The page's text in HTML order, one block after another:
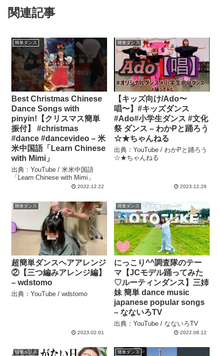
関連記事
簡単ダンス
Best Christmas Chinese
Dance Songs with
pinyin!【クリスマス簡単
振付】 #christmas
#dance #dancevideo – 米
米中国語「Learn Chinese
with Mimi」
出典：YouTube / 米米中国語
「Learn Chinese with Mimi」
2022.12.22
簡単ダンス
【キッズ向け/Ado〜
唱〜】#キッズダンス
#Ado#小学生ダンス #文化
祭 ダンス – わかPと踊ろう
☆★ちゃんねる
出典：YouTube / わかPと踊ろう
☆★ちゃんねる
2023.12.26
簡単ダンス
超簡単ダンスヘアアレンジ
②【三つ編みアレンジ編】
– wdstomo
出典：YouTube / wdstomo
2023.02.01
簡単ダンス
にっこり^^調査隊のテー
マ【JCモデル踊ってみた
♡ルーティンダンス】三姉
妹 簡単 dance music
japanese popular songs
– なないろTV
出典：YouTube / なないろTV
2022.08.12
簡単ダンス 簡単ダンス